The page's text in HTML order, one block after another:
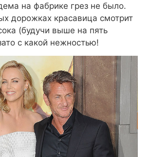
на фабрике грез не было.
дорожках красавица смотрит
(будучи выше на пять
с какой нежностью!